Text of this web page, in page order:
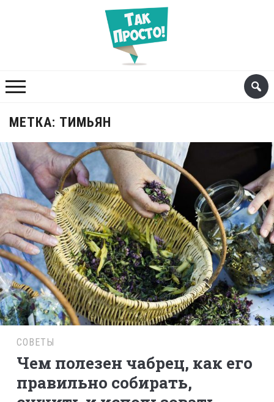
МЕТКА: ТИМЬЯН
СОВЕТЫ
Чем полезен чабрец, как его
правильно собирать,